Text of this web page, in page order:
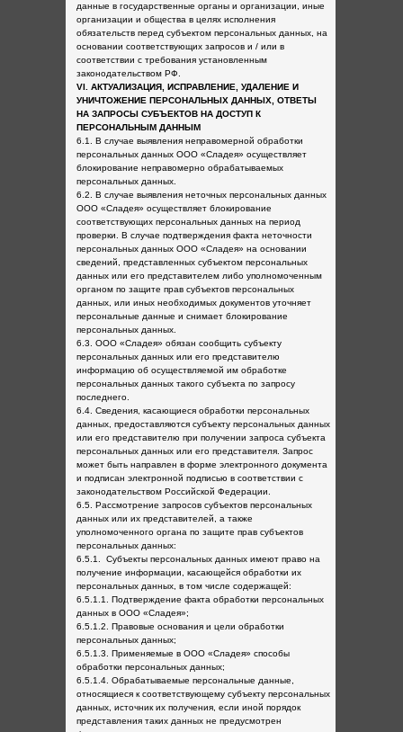
данные в государственные органы и организации, иные
организации и общества в целях исполнения
обязательств перед субъектом персональных данных, на
основании соответствующих запросов и / или в
соответствии с требования установленным
законодательством РФ.
VI. АКТУАЛИЗАЦИЯ, ИСПРАВЛЕНИЕ, УДАЛЕНИЕ И
УНИЧТОЖЕНИЕ ПЕРСОНАЛЬНЫХ ДАННЫХ, ОТВЕТЫ
НА ЗАПРОСЫ СУБЪЕКТОВ НА ДОСТУП К
ПЕРСОНАЛЬНЫМ ДАННЫМ
6.1. В случае выявления неправомерной обработки
персональных данных ООО «Сладея» осуществляет
блокирование неправомерно обрабатываемых
персональных данных.
6.2. В случае выявления неточных персональных данных
ООО «Сладея» осуществляет блокирование
соответствующих персональных данных на период
проверки. В случае подтверждения факта неточности
персональных данных ООО «Сладея» на основании
сведений, представленных субъектом персональных
данных или его представителем либо уполномоченным
органом по защите прав субъектов персональных
данных, или иных необходимых документов уточняет
персональные данные и снимает блокирование
персональных данных.
6.3. ООО «Сладея» обязан сообщить субъекту
персональных данных или его представителю
информацию об осуществляемой им обработке
персональных данных такого субъекта по запросу
последнего.
6.4. Сведения, касающиеся обработки персональных
данных, предоставляются субъекту персональных данных
или его представителю при получении запроса субъекта
персональных данных или его представителя. Запрос
может быть направлен в форме электронного документа
и подписан электронной подписью в соответствии с
законодательством Российской Федерации.
6.5. Рассмотрение запросов субъектов персональных
данных или их представителей, а также
уполномоченного органа по защите прав субъектов
персональных данных:
6.5.1. Субъекты персональных данных имеют право на
получение информации, касающейся обработки их
персональных данных, в том числе содержащей:
6.5.1.1. Подтверждение факта обработки персональных
данных в ООО «Сладея»;
6.5.1.2. Правовые основания и цели обработки
персональных данных;
6.5.1.3. Применяемые в ООО «Сладея» способы
обработки персональных данных;
6.5.1.4. Обрабатываемые персональные данные,
относящиеся к соответствующему субъекту персональных
данных, источник их получения, если иной порядок
представления таких данных не предусмотрен